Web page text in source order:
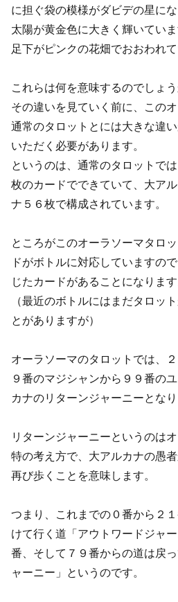
に担ぐ袋の模様がダビデの星にな
太陽が黄金色に大きく輝いてい
足下がピンクの花畑でおおわれて
これらは何を意味するのでしょう
その違いを見ていく前に、この
通常のタロットとには大きな違
いただく必要があります。
というのは、通常のタロットで
枚のカードでできていて、大ア
ナ５６枚で構成されています。
ところがこのオーラソーマタロ
ドがボトルに対応していますの
じたカードがあることになります
（最近のボトルにはまだタロッ
とがありますが）
オーラソーマのタロットでは、
９番のマジシャンから９９番の
カナのリターンジャーニーとなり
リターンジャーニーというのは
特の考え方で、大アルカナの愚
再び歩くことを意味します。
つまり、これまでの０番から２
けて行く道「アウトワードジャ
番、そして７９番からの道は戻
ャーニー」というのです。